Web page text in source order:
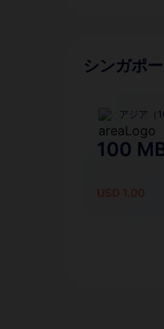
シンガポ
アジア（
100
USD 1.00